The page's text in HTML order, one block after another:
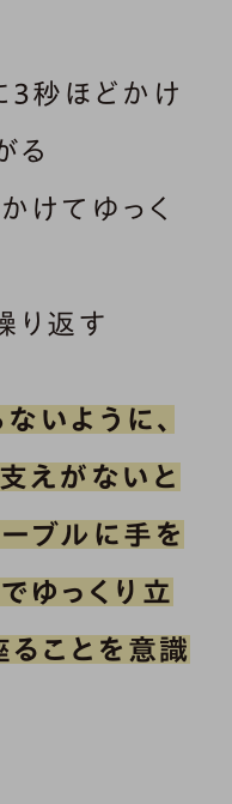
秒ほどかけ
る
てゆっく
返す
いように、
えがないと
ブルに手を
ゆっくり立
ることを意識